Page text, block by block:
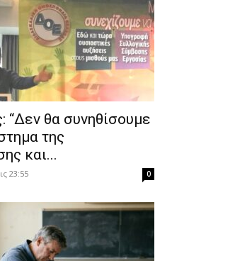
“Δεν θα συνηθίσουμε
της
και...
23:55 0